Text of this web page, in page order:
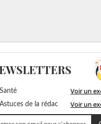
Santé Voir un
Astuces de la rédac Voir un